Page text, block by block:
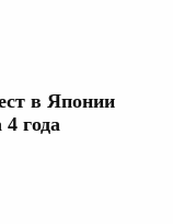
в Японии
года